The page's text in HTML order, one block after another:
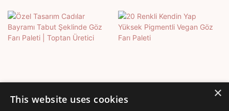
×
This website uses cookies